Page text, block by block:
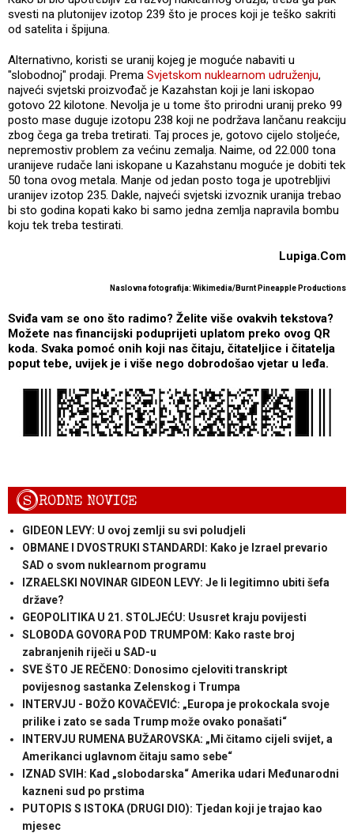
svesti na plutonijev izotop 239 što je proces koji je teško sakriti
od satelita i špijuna.
Alternativno, koristi se uranij kojeg je moguće nabaviti u
"slobodnoj" prodaji. Prema Svjetskom nuklearnom udruženju,
najveći svjetski proizvođač je Kazahstan koji je lani iskopao
gotovo 22 kilotone. Nevolja je u tome što prirodni uranij preko 99
posto mase duguje izotopu 238 koji ne podržava lančanu reakciju
zbog čega ga treba tretirati. Taj proces je, gotovo cijelo stoljeće,
nepremostiv problem za većinu zemalja. Naime, od 22.000 tona
uranijeve rudače lani iskopane u Kazahstanu moguće je dobiti tek
50 tona ovog metala. Manje od jedan posto toga je upotrebljivi
uranijev izotop 235. Dakle, najveći svjetski izvoznik uranija trebao
bi sto godina kopati kako bi samo jedna zemlja napravila bombu
koju tek treba testirati.
Lupiga.Com
Naslovna fotografija: Wikimedia/Burnt Pineapple Productions
Sviđa vam se ono što radimo? Želite više ovakvih tekstova?
Možete nas financijski poduprijeti uplatom preko ovog QR
koda. Svaka pomoć onih koji nas čitaju, čitateljice i čitatelja
poput tebe, uvijek je i više nego dobrodošao vjetar u leđa.
SRODNE NOVICE
GIDEON LEVY: U ovoj zemlji su svi poludjeli
OBMANE I DVOSTRUKI STANDARDI: Kako je Izrael prevario
SAD o svom nuklearnom programu
IZRAELSKI NOVINAR GIDEON LEVY: Je li legitimno ubiti šefa
države?
GEOPOLITIKA U 21. STOLJEĆU: Ususret kraju povijesti
SLOBODA GOVORA POD TRUMPOM: Kako raste broj
zabranjenih riječi u SAD-u
SVE ŠTO JE REČENO: Donosimo cjeloviti transkript
povijesnog sastanka Zelenskog i Trumpa
INTERVJU - BOŽO KOVAČEVIĆ: „Europa je prokockala svoje
prilike i zato se sada Trump može ovako ponašati“
INTERVJU RUMENA BUŽAROVSKA: „Mi čitamo cijeli svijet, a
Amerikanci uglavnom čitaju samo sebe“
IZNAD SVIH: Kad „slobodarska“ Amerika udari Međunarodni
kazneni sud po prstima
PUTOPIS S ISTOKA (DRUGI DIO): Tjedan koji je trajao kao
mjesec